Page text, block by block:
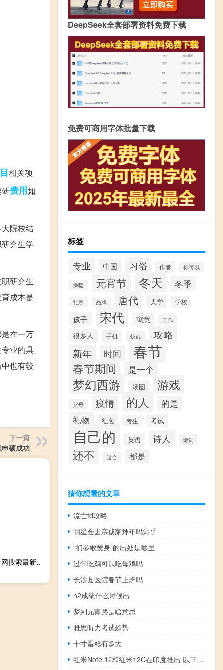
相关项
费用如
院校结
究生学
研究生
成本是
在一万
业的具
也有较
下一篇
硕成功
2023年09月24日辽宁省营口市疫情大数据-今日/今天疫情全网搜索最新实时消息动态情况通知播报
DeepSeek全套部署资料免费下载
免费可商用字体批量下载
标签
专业 中国 习俗 作者 你可以
保暖 元宵节 冬天 冬季
北京 品牌 唐代 大学 学校
孩子 宋代 寓意 工作
很多人 手机 技能 攻略
新年 时间 春节
春节期间 是一个
梦幻西游 汤圆 游戏
父母 疫情 的人 的是
礼物 红包 考生 考试
自己的 英语 诗人 诗词
还不 适合 都是
猜你想看的文章
流亡td攻略
明星会去亲戚家拜年吗知乎
“扪参敢爱身”的出处是哪里
过年吃鸡可以吃母鸡吗
长沙县医院春节上班吗
n2成绩什么时候出
梦到元宵路是啥意思
雅思听力考试趋势
十寸蛋糕有多大
红米Note 12和红米12C在印度推出 以下是详细信息